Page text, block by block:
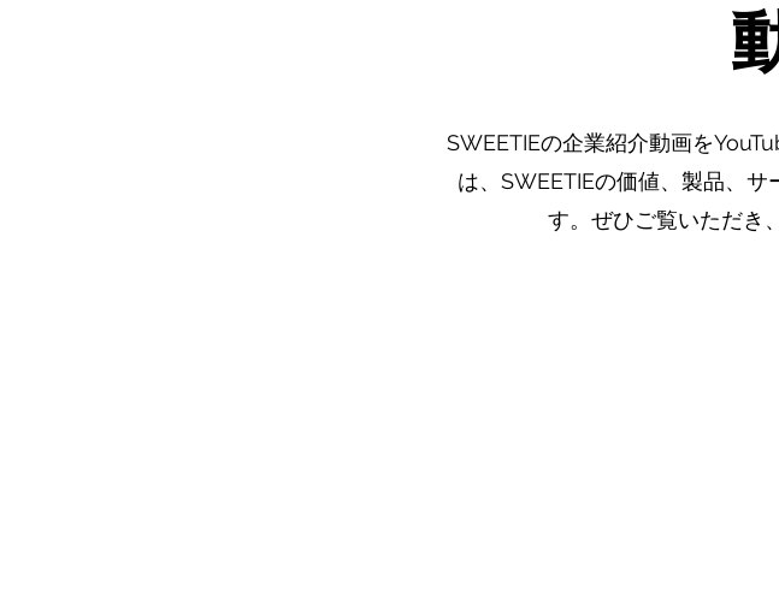
SWEETIEの企業紹介動画を
は、SWEETIEの価値、製品、
す。ぜひご覧いただき